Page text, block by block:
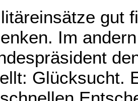
gut
Im
Glücksucht.